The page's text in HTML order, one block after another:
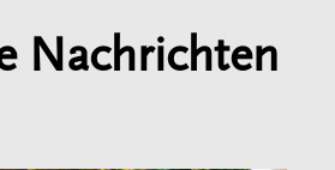
Nachrichten